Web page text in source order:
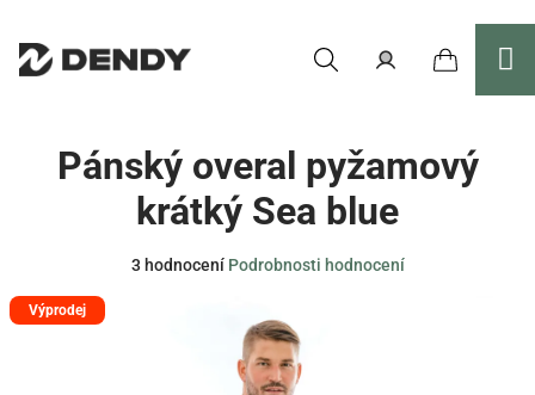
obsah
Nákupní
košík
Pánský overal pyžamový
krátký Sea blue
Průměrné
3 hodnocení Podrobnosti hodnocení
Výprodej